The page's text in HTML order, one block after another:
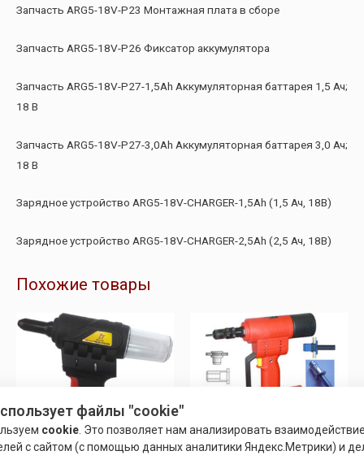
Запчасть ARG5-18V-P23 Монтажная плата в сборе
Запчасть ARG5-18V-P26 Фиксатор аккумулятора
Запчасть ARG5-18V-P27-1,5Ah Аккумуляторная баттарея 1,5 Ач;
18 В
Запчасть ARG5-18V-P27-3,0Ah Аккумуляторная баттарея 3,0 Ач;
18 В
Зарядное устройство ARG5-18V-CHARGER-1,5Ah (1,5 Ач, 18В)
Зарядное устройство ARG5-18V-CHARGER-2,5Ah (2,5 Ач, 18В)
Похожие товары
файлы "cookie"
cookie . Это позволяет нам анализировать
с сайтом (с помощью данных аналитики Яндекс.Метрики) и